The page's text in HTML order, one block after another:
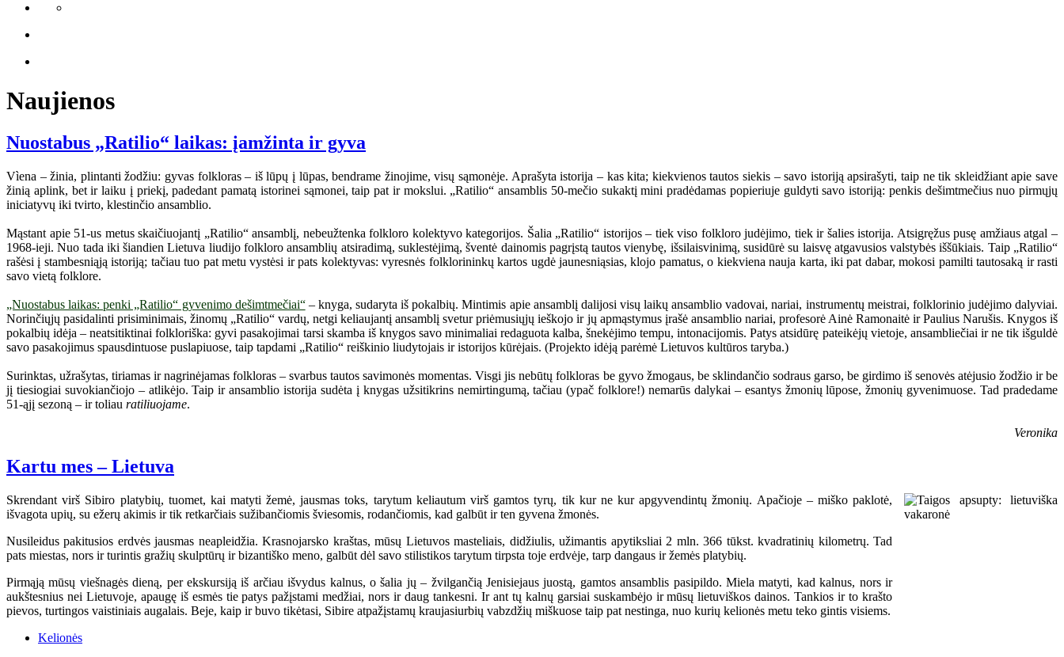
Naujienos
Nuostabus „Ratilio“ laikas: įamžinta ir gyva
Vìena – žinia, plintanti žodžiu: gyvas folkloras – iš lūpų į lūpas, bendrame žinojime, visų sąmonėje. Aprašyta istorija – kas kita; kiekvienos tautos siekis – savo istoriją apsirašyti, taip ne tik skleidžiant apie save
žinią aplink, bet ir laiku į priekį, padedant pamatą istorinei sąmonei, taip pat ir mokslui. „Ratilio“ ansamblis 50-mečio sukaktį mini pradėdamas popieriuje guldyti savo istoriją: penkis dešimtmečius nuo pirmųjų
iniciatyvų iki tvirto, klestinčio ansamblio.
Mąstant apie 51-us metus skaičiuojantį „Ratilio“ ansamblį, nebeužtenka folkloro kolektyvo kategorijos. Šalia „Ratilio“ istorijos – tiek viso folkloro judėjimo, tiek ir šalies istorija. Atsigręžus pusę amžiaus atgal –
1968-ieji. Nuo tada iki šiandien Lietuva liudijo folkloro ansamblių atsiradimą, suklestėjimą, šventė dainomis pagrįstą tautos vienybę, išsilaisvinimą, susidūrė su laisvę atgavusios valstybės iššūkiais. Taip „Ratilio“
rašėsi į stambesniąją istoriją; tačiau tuo pat metu vystėsi ir pats kolektyvas: vyresnės folklorininkų kartos ugdė jaunesniąsias, klojo pamatus, o kiekviena nauja karta, iki pat dabar, mokosi pamilti tautosaką ir rasti
savo vietą folklore.
„Nuostabus laikas: penki „Ratilio“ gyvenimo dešimtmečiai“– knyga, sudaryta iš pokalbių. Mintimis apie ansamblį dalijosi visų laikų ansamblio vadovai, nariai, instrumentų meistrai, folklorinio judėjimo dalyviai.
Norinčiųjų pasidalinti prisiminimais, žinomų „Ratilio“ vardų, netgi keliaujantį ansamblį svetur priėmusiųjų ieškojo ir jų apmąstymus įrašė ansamblio nariai, profesorė Ainė Ramonaitė ir Paulius Narušis. Knygos iš
pokalbių idėja – neatsitiktinai folkloriška: gyvi pasakojimai tarsi skamba iš knygos savo minimaliai redaguota kalba, šnekėjimo tempu, intonacijomis. Patys atsidūrę pateikėjų vietoje, ansambliečiai ir ne tik išguldė
savo pasakojimus spausdintuose puslapiuose, taip tapdami „Ratilio“ reiškinio liudytojais ir istorijos kūrėjais. (Projekto idėją parėmė Lietuvos kultūros taryba.)
Surinktas, užrašytas, tiriamas ir nagrinėjamas folkloras – svarbus tautos savimonės momentas. Visgi jis nebūtų folkloras be gyvo žmogaus, be sklindančio sodraus garso, be girdimo iš senovės atėjusio žodžio ir be
jį tiesiogiai suvokiančiojo – atlikėjo. Taip ir ansamblio istorija sudėta į knygas užsitikrins nemirtingumą, tačiau (ypač folklore!) nemarūs dalykai – esantys žmonių lūpose, žmonių gyvenimuose. Tad pradedame
51-ąjį sezoną – ir toliau ratiliuojame.
Veronika
Kartu mes – Lietuva
Skrendant virš Sibiro platybių, tuomet, kai matyti žemė, jausmas toks, tarytum keliautum virš gamtos tyrų, tik kur ne kur apgyvendintų žmonių. Apačioje – miško paklotė,
išvagota upių, su ežerų akimis ir tik retkarčiais sužibančiomis šviesomis, rodančiomis, kad galbūt ir ten gyvena žmonės.
Nusileidus pakitusios erdvės jausmas neapleidžia. Krasnojarsko kraštas, mūsų Lietuvos masteliais, didžiulis, užimantis apytiksliai 2 mln. 366 tūkst. kvadratinių kilometrų. Tad
pats miestas, nors ir turintis gražių skulptūrų ir bizantiško meno, galbūt dėl savo stilistikos tarytum tirpsta toje erdvėje, tarp dangaus ir žemės platybių.
Pirmąją mūsų viešnagės dieną, per ekskursiją iš arčiau išvydus kalnus, o šalia jų – žvilgančią Jenisiejaus juostą, gamtos ansamblis pasipildo. Miela matyti, kad kalnus, nors ir
aukštesnius nei Lietuvoje, apaugę iš esmės tie patys pažįstami medžiai, nors ir daug tankesni. Ir ant tų kalnų garsiai suskambėjo ir mūsų lietuviškos dainos. Tankios ir to krašto
pievos, turtingos vaistiniais augalais. Beje, kaip ir buvo tikėtasi, Sibire atpažįstamų kraujasiurbių vabzdžių miškuose taip pat nestinga, nuo kurių kelionės metu teko gintis visiems.
Kelionės